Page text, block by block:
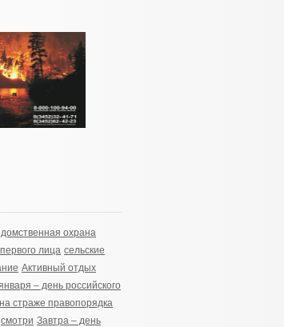
охрана
лица сельские
Активный отдых
– день российского
на страже правопорядка
смотри Завтра – день